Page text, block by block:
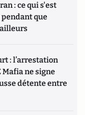
: ce qui s'est
que
: l’arrestation
Mafia ne signe
détente entre